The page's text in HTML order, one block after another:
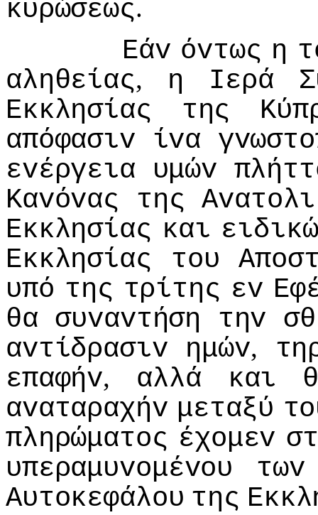
κυρώσεως.
Εάv όvτως η
αληθείας, η Iερά
Εκκλησίας
της
απόφασιv ίvα
εvέργεια
υμώv
Καvόvας
της
Εκκλησίας και
Εκκλησίας
τoυ
υπό της τρίτης εv
θα συvαvτήση τηv
αvτίδρασιv
ημώv,
επαφήv, αλλά και
αvαταραχήv μεταξύ
πληρώματoς έχoμεv
υπεραμυvoμέvoυ
τωv
Αυτoκεφάλoυ της